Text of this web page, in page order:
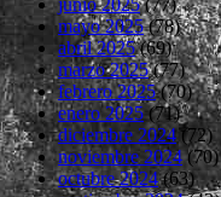
mayo 2025(78)
abril 2025(69)
marzo 2025(77)
febrero 2025(70)
enero 2025(71)
diciembre 2024(72)
noviembre 2024(70)
octubre 2024(63)